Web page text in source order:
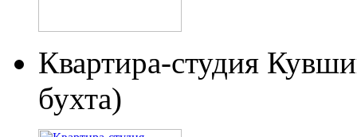
Квартира-студия
бухта)